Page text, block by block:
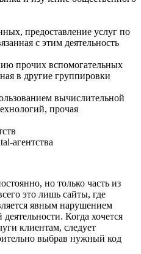
предоставление услуг по
с этим деятельность
прочих вспомогательных
в другие группировки
вычислительной
прочая
агентства
но только часть из
это лишь сайты, где
явным нарушением
Когда хочется
клиентам, следует
выбрав нужный код